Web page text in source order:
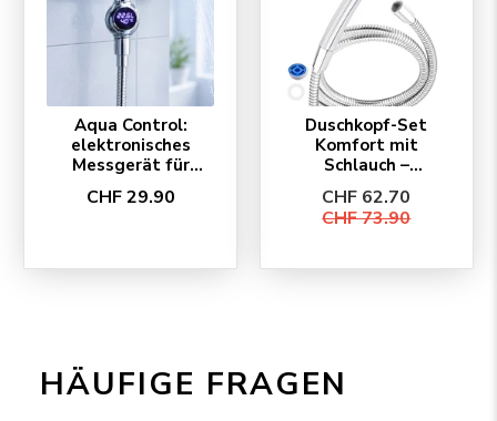
Aqua Control:
elektronisches
Messgerät für
CHF 29.90
Duschkopf-Set
Komfort mit
Schlauch –
EcoChrome
CHF 62.70
CHF 73.90
HÄUFIGE FRAGEN